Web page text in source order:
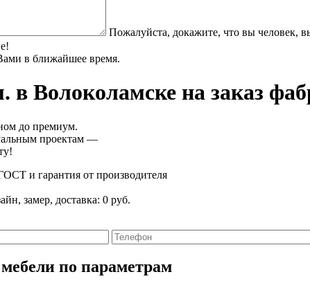
Пожалуйста, докажите, что вы человек,
в ближайшее время.
в Волоколамске на заказ
до премиум.
проектам —
и гарантия от производителя
замер, доставка: 0 руб.
по параметрам